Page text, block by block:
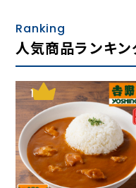
多いほど中わたのボリュ
で、丸三綿業では熟練職
に、斬新で独創的なキル
TAKEUCHIキルト
木漏れ日からの光の陰
フにしたTAKEUCHIキル
りと抑えることを目的の
ト」です。
テンセル(TM)の原料は
Ranking
人気商品ランキン
1